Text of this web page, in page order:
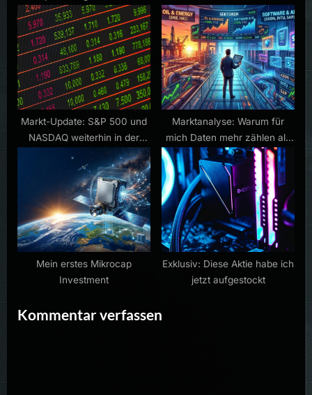
ist
Markt-Update: S&P 500 und
NASDAQ weiterhin in der
Korrekturphase
Marktanalyse: Warum für
mich Daten mehr zählen als
Narrative
Mein erstes Mikrocap
Investment
Exklusiv: Diese Aktie habe ich
jetzt aufgestockt
Kommentar verfassen